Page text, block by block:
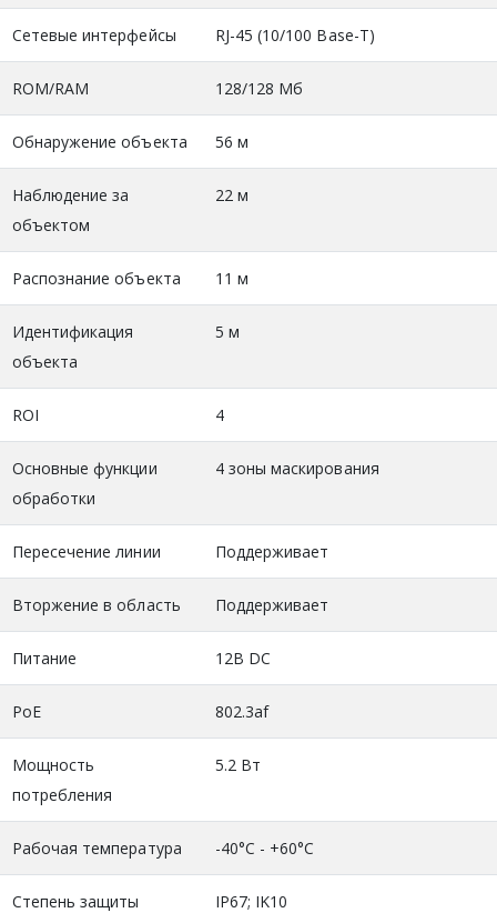
Сетевые интерфейсы RJ-45 (10/100 Base-T)
ROM/RAM 128/128 Мб
Обнаружение объекта 56 м
Наблюдение за
объектом
22 м
Распознание объекта 11 м
Идентификация
объекта
5 м
ROI 4
Основные функции
обработки
4 зоны маскирования
Пересечение линии Поддерживает
Вторжение в область Поддерживает
Питание 12В DC
PoE 802.3af
Мощность
потребления
5.2 Вт
Рабочая температура -40°C - +60°C
Степень защиты IP67; IK10